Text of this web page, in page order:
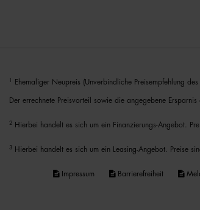
Ehemaliger Neupreis (Unverbindliche Preisempfehlung
Der errechnete Preisvorteil sowie die angegebene
2 Hierbei handelt es sich um ein Finanzierungs-Angebot.
3 Hierbei handelt es sich um ein Leasing-Angebot. Preise
Impressum Barrierefreiheit